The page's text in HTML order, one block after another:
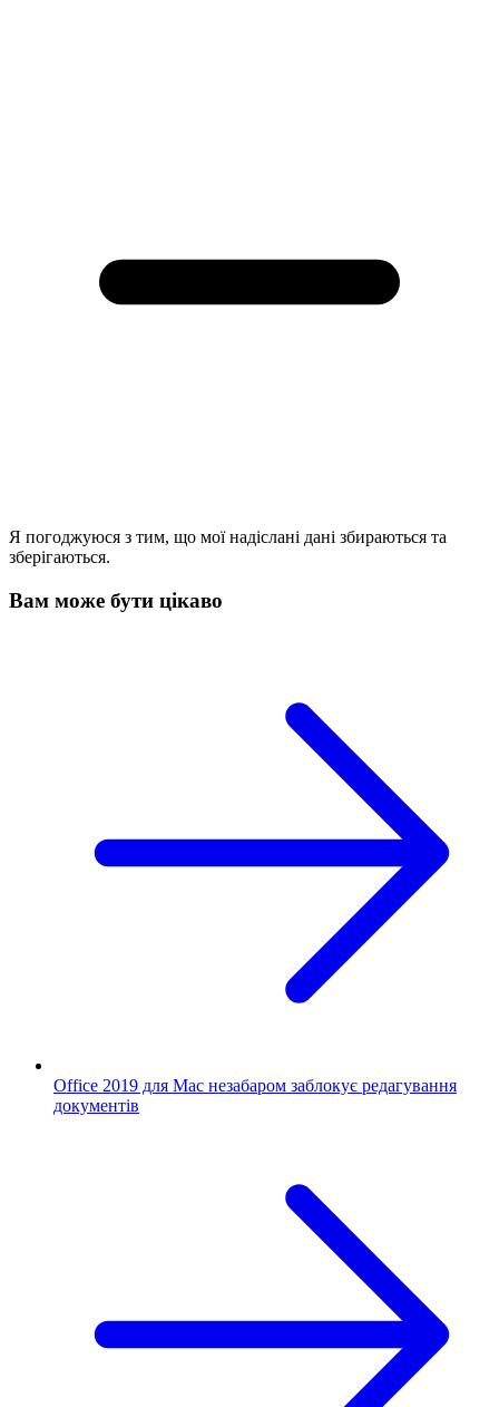
Я погоджуюся з тим, що мої надіслані дані збираються та
зберігаються.
Вам може бути цікаво
Office 2019 для Mac незабаром заблокує редагування
документів